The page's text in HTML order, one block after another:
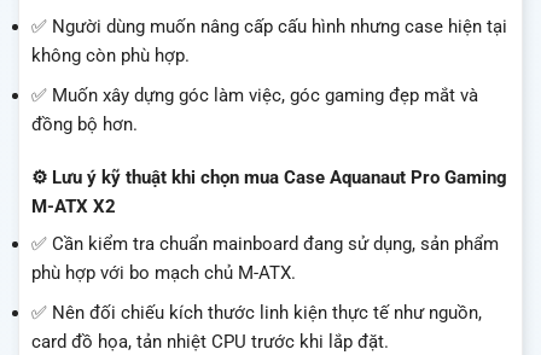
✅ Người dùng muốn nâng cấp cấu hình nhưng case hiện tại
không còn phù hợp.
✅ Muốn xây dựng góc làm việc, góc gaming đẹp mắt và
đồng bộ hơn.
⚙️ Lưu ý kỹ thuật khi chọn mua Case Aquanaut Pro Gaming
M-ATX X2
✅ Cần kiểm tra chuẩn mainboard đang sử dụng, sản phẩm
phù hợp với bo mạch chủ M-ATX.
✅ Nên đối chiếu kích thước linh kiện thực tế như nguồn,
card đồ họa, tản nhiệt CPU trước khi lắp đặt.